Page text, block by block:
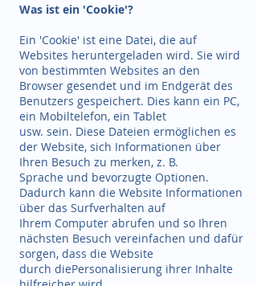
Was ist ein 'Cookie'?
Ein 'Cookie' ist eine Datei, die auf
Websites heruntergeladen wird. Sie wird
von bestimmten Websites an den
Browser gesendet und im Endgerät des
Benutzers gespeichert. Dies kann ein PC,
ein Mobiltelefon, ein Tablet
usw. sein. Diese Dateien ermöglichen es
der Website, sich Informationen über
Ihren Besuch zu merken, z. B.
Sprache und bevorzugte Optionen.
Dadurch kann die Website Informationen
über das Surfverhalten auf
Ihrem Computer abrufen und so Ihren
nächsten Besuch vereinfachen und dafür
sorgen, dass die Website
durch diePersonalisierung ihrer Inhalte